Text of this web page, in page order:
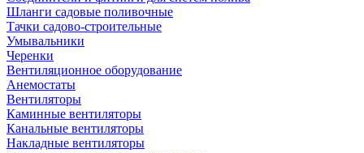
Шланги садовые поливочные
Тачки садово-строительные
Умывальники
Черенки
Вентиляционное оборудование
Анемостаты
Вентиляторы
Каминные вентиляторы
Канальные вентиляторы
Накладные вентиляторы